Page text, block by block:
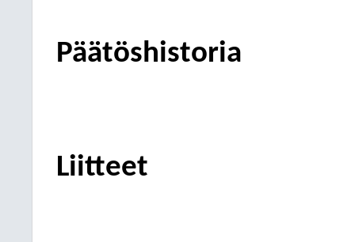
Päätöshistoria
Liitteet